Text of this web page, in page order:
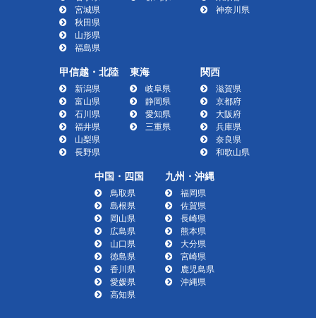
宮城県
秋田県
山形県
福島県
神奈川県
甲信越・北陸
新潟県
富山県
石川県
福井県
山梨県
長野県
東海
岐阜県
静岡県
愛知県
三重県
関西
滋賀県
京都府
大阪府
兵庫県
奈良県
和歌山県
中国・四国
鳥取県
島根県
岡山県
広島県
山口県
徳島県
香川県
愛媛県
高知県
九州・沖縄
福岡県
佐賀県
長崎県
熊本県
大分県
宮崎県
鹿児島県
沖縄県